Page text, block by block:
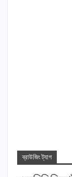
ব্রাউজিং ট্যাগ